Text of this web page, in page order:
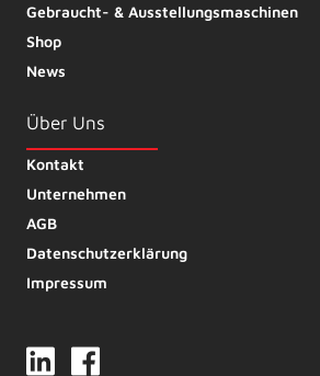
Gebraucht- & Ausstellungsmaschinen
Shop
News
Über Uns
Kontakt
Unternehmen
AGB
Datenschutzerklärung
Impressum